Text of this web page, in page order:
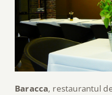
Baracca, restaurantul